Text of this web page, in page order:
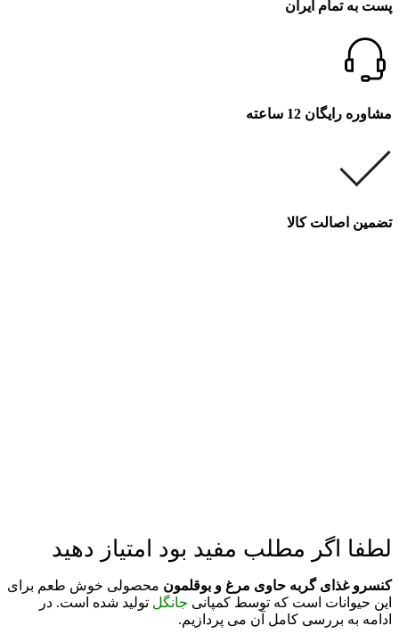
پست به تمام ایران
مشاوره رایگان 12 ساعته
تضمین اصالت کالا
لطفا اگر مطلب مفید بود امتیاز دهید
کنسرو غذای گربه حاوی مرغ و بوقلمون محصولی خوش طعم برای
این حیوانات است که توسط کمپانی جانگل تولید شده است. در
ادامه به بررسی کامل آن می پردازیم.